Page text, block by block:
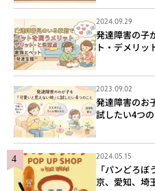
2024.09.29
発達障害の子
ト・デメリッ
2023.09.02
発達障害のお
試したい4つ
2024.05.15
「パンどろ
京、愛知、埼